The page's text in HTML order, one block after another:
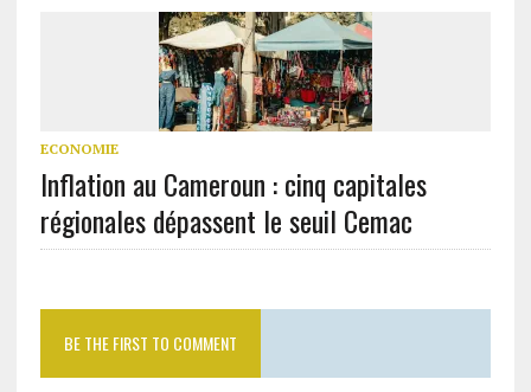
ECONOMIE
Inflation au Cameroun : cinq capitales
régionales dépassent le seuil Cemac
BE THE FIRST TO COMMENT